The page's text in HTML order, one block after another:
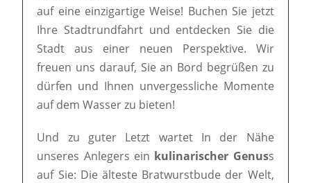
auf eine einzigartige Weise! Buchen Sie jetzt
Ihre Stadtrundfahrt und entdecken Sie die
Stadt aus einer neuen Perspektive. Wir
freuen uns darauf, Sie an Bord begrüßen zu
dürfen und Ihnen unvergessliche Momente
auf dem Wasser zu bieten!
Und zu guter Letzt wartet In der Nähe
unseres Anlegers ein kulinarischer Genuss
auf Sie: Die älteste Bratwurstbude der Welt,